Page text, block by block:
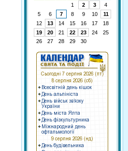
1
2 3
4
5
6 7 8 9 10
11
12
13 14 15 16 17
18
19
20 21 22 23 24
25
26
27 28 29 30